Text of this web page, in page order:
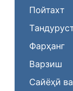
Пойтахт
Фарҳанг
Варзиш
Сайёҳӣ